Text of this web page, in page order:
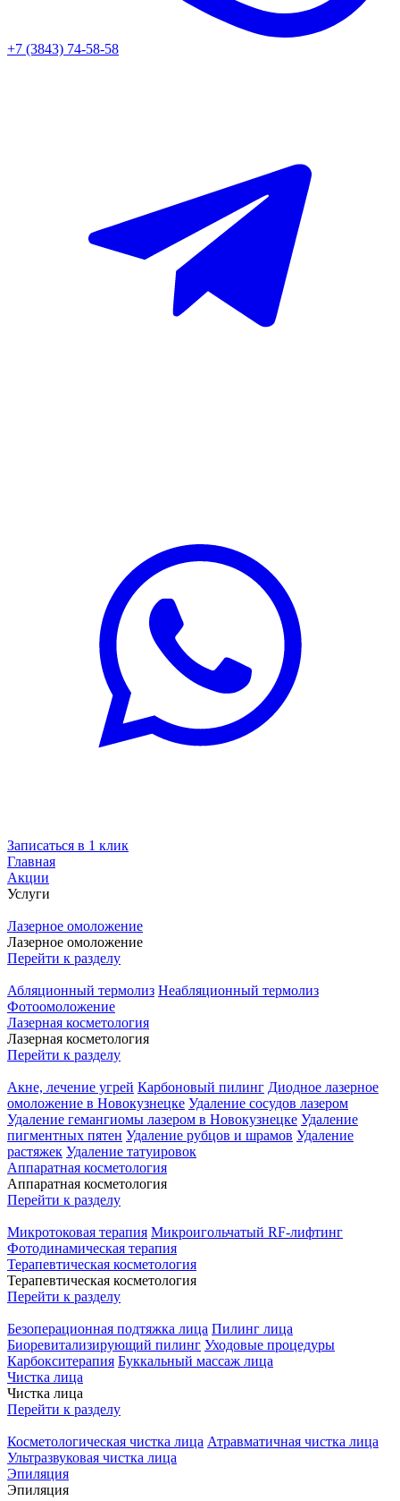
+7 (3843) 74-58-58
Записаться в 1 клик
Главная
Акции
Услуги
Лазерное омоложение
Лазерное омоложение
Перейти к разделу
Абляционный термолиз Неабляционный термолиз
Фотоомоложение
Лазерная косметология
Лазерная косметология
Перейти к разделу
Акне, лечение угрей Карбоновый пилинг Диодное лазерное
омоложение в Новокузнецке Удаление сосудов лазером
Удаление гемангиомы лазером в Новокузнецке Удаление
пигментных пятен Удаление рубцов и шрамов Удаление
растяжек Удаление татуировок
Аппаратная косметология
Аппаратная косметология
Перейти к разделу
Микротоковая терапия Микроигольчатый RF-лифтинг
Фотодинамическая терапия
Терапевтическая косметология
Терапевтическая косметология
Перейти к разделу
Безоперационная подтяжка лица Пилинг лица
Биоревитализирующий пилинг Уходовые процедуры
Карбокситерапия Буккальный массаж лица
Чистка лица
Чистка лица
Перейти к разделу
Косметологическая чистка лица Атравматичная чистка лица
Ультразвуковая чистка лица
Эпиляция
Эпиляция